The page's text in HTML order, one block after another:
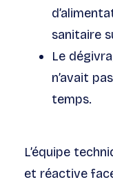
sanitaire
Le
n’avait
temps.
L’équipe
et réactive